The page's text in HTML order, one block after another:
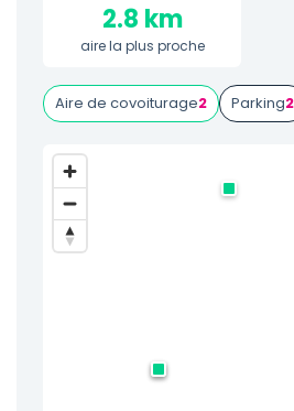
2.8 km
aire la plus proche
Aire de covoiturage2 Parking2